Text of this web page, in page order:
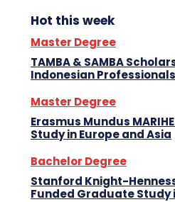
Hot this week
Master Degree
TAMBA & SAMBA
Indonesian Professionals
Master Degree
Erasmus Mundus
Study in Europe and Asia
Bachelor Degree
Stanford Knight-
Funded Graduate Study